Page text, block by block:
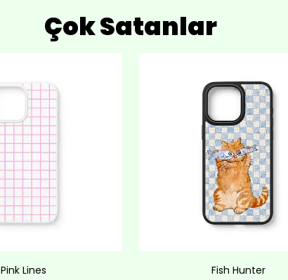
Çok Satanlar
Pink Lines Fish Hunter